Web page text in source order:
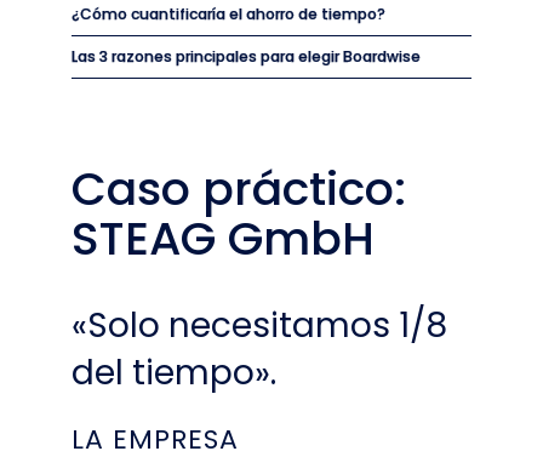
¿Cómo cuantificaría el ahorro de tiempo?
Las 3 razones principales para elegir Boardwise
Caso práctico:
STEAG GmbH
«Solo necesitamos 1/8
del tiempo».
LA EMPRESA